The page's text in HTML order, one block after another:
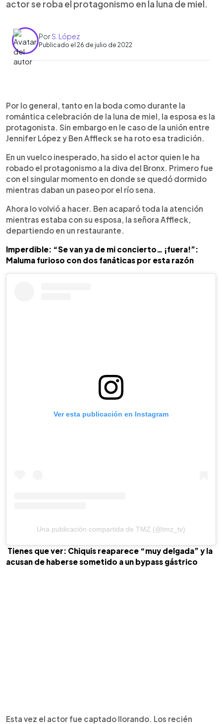
actor se roba el protagonismo en la luna de miel.
PorS. López
Publicado el 26 de julio de 2022
Escuchar artículo
Por lo general, tanto en la boda como durante la
romántica celebración de la luna de miel, la esposa es la
protagonista. Sin embargo en le caso de la unión entre
Jennifer López y Ben Affleck se ha roto esa tradición.
En un vuelco inesperado, ha sido el actor quien le ha
robado el protagonismo a la diva del Bronx. Primero fue
con el singular momento en donde se quedó dormido
mientras daban un paseo por el río sena.
Ahora lo volvió a hacer. Ben acaparó toda la atención
mientras estaba con su esposa, la señora Affleck,
departiendo en un restaurante.
Imperdible: “Se van ya de mi concierto… ¡fuera!”:
Maluma furioso con dos fanáticas por esta razón
Ver esta publicación en Instagram
Una publicación compartida de TMZ (@tmz_tv)
Tienes que ver: Chiquis reaparece “muy delgada” y la
acusan de haberse sometido a un bypass gástrico
Esta vez el actor fue captado llorando. Los recién